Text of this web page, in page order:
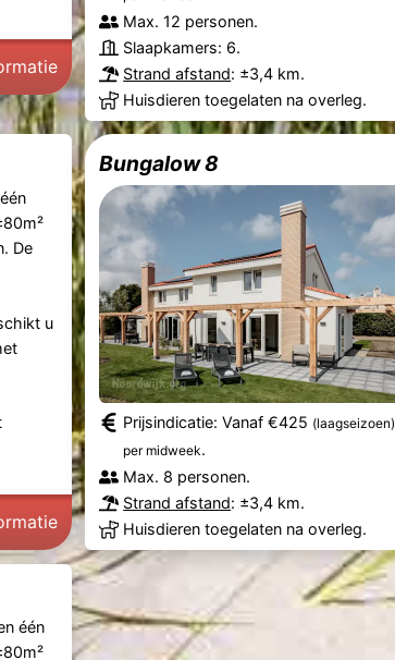
Max. 12 personen.
Slaapkamers: 6.
Strand afstand: ±3,4 km.
Huisdieren toegelaten na overleg.
De
u
Bungalow 8
Prijsindicatie: Vanaf €425 (laagseizoen)
per midweek.
Max. 8 personen.
Strand afstand: ±3,4 km.
Huisdieren toegelaten na overleg.
één